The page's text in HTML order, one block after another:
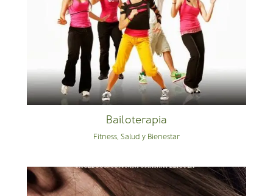
Bailoterapia
Fitness, Salud y Bienestar